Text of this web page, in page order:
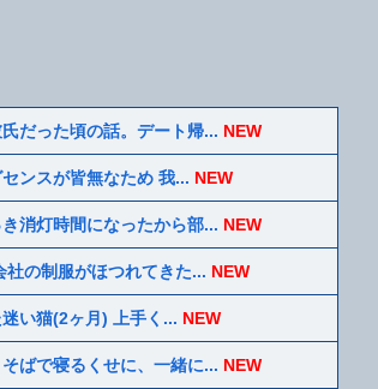
だった頃の話。デート帰... NEW
ンスが皆無なため 我... NEW
消灯時間になったから部... NEW
社の制服がほつれてきた... NEW
い猫(2ヶ月) 上手く... NEW
ばで寝るくせに、一緒に... NEW